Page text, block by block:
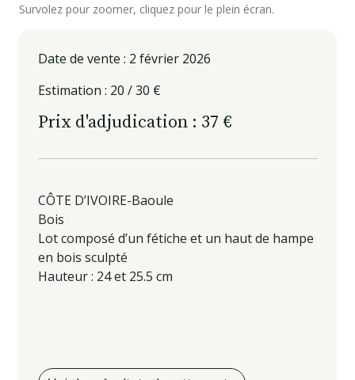
Survolez pour zoomer, cliquez pour le plein écran.
Date de vente : 2 février 2026
Estimation : 20 / 30 €
Prix d'adjudication : 37 €
CÔTE D’IVOIRE-Baoule
Bois
Lot composé d’un fétiche et un haut de hampe
en bois sculpté
Hauteur : 24 et 25.5 cm